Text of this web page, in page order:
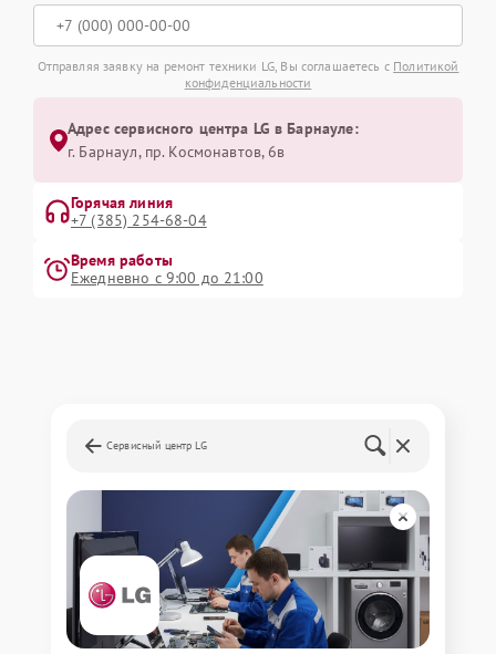
Отправляя заявку на ремонт техники LG, Вы соглашаетесь с Политикой
конфиденциальности
Адрес сервисного центра LG в Барнауле:
г. Барнаул, ​пр. Космонавтов, 6в
Горячая линия
+7 (385) 254-68-04
Время работы
Ежедневно с 9:00 до 21:00
Сервисный центр LG